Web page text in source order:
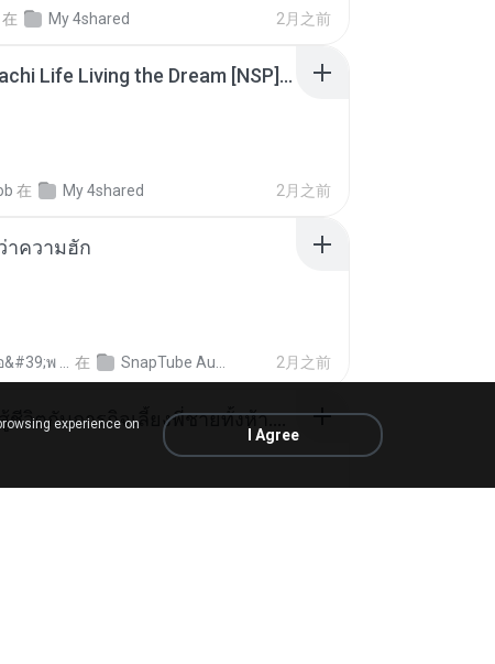
在 My 4shared 2月之前
Tomodachi Life Living the Dream [NSP].torrent
在 My 4shared 2月之前
าความฮัก
在 2月之前
หนูน้อยสู้ชีวิตกับภารกิจเลี้ยงพี่ชายทั้งห้า.pdf
experience on
I Agree